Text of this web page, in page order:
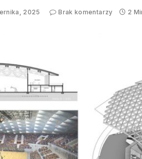
2025 Brak komentarzy 2